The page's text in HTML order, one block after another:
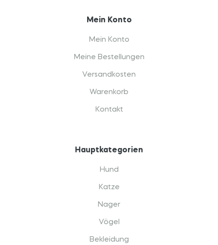
Mein Konto
Mein Konto
Meine Bestellungen
Versandkosten
Warenkorb
Kontakt
Hauptkategorien
Hund
Katze
Nager
Vögel
Bekleidung